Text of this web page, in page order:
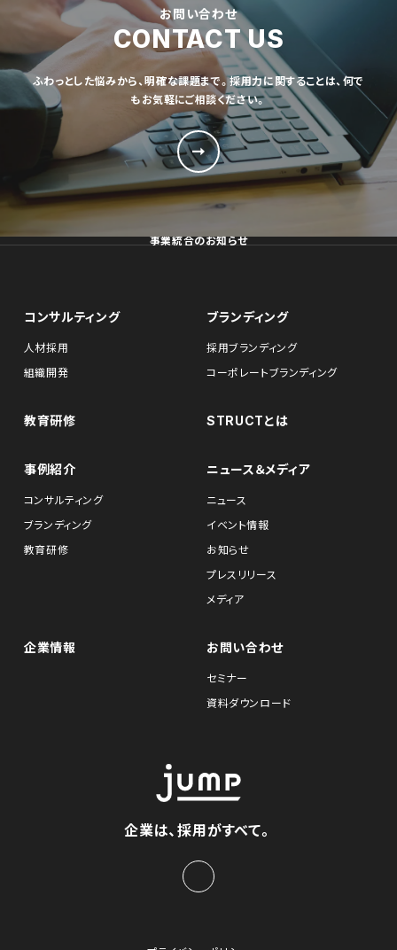
お問い合わせ
CONTACT US
ふわっとした悩みから、明確な課題まで。採用力に関することは、何で
もお気軽にご相談ください。
事業統合のお知らせ
コンサルティング
人材採用
組織開発
ブランディング
採用ブランディング
コーポレートブランディング
教育研修 STRUCTとは
事例紹介
コンサルティング
ブランディング
教育研修
ニュース＆メディア
ニュース
イベント情報
お知らせ
プレスリリース
メディア
企業情報 お問い合わせ
セミナー
資料ダウンロード
企業は、採用がすべて。